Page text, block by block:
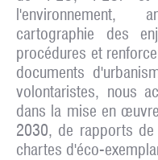
l'environnement,
cartographie des
procédures et
documents
volontaristes, nous
dans la mise en
2030, de rapports de
chartes d'éco-